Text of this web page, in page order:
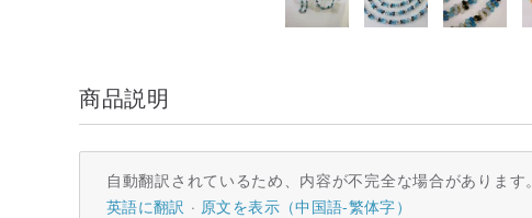
商品説明
自動翻訳されているため、内容が不完全な場合があります。
英語に翻訳
原文を表示（中国語-繁体字）